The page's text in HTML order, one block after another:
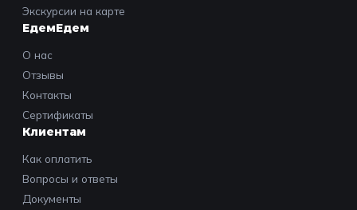
Экскурсии на карте
ЕдемЕдем
О нас
Отзывы
Контакты
Сертификаты
Клиентам
Как оплатить
Вопросы и ответы
Документы